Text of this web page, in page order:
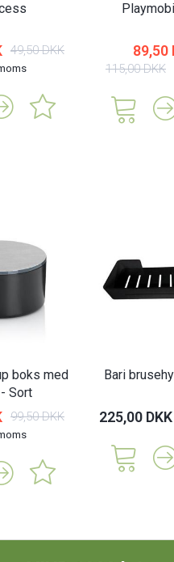
49,50 DKK 89,50
115,00 DKK
boks med
Sort
99,50 DKK
Bari
225,00 DKK